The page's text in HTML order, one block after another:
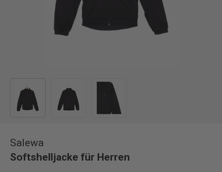
Salewa
Softshelljacke für Herren